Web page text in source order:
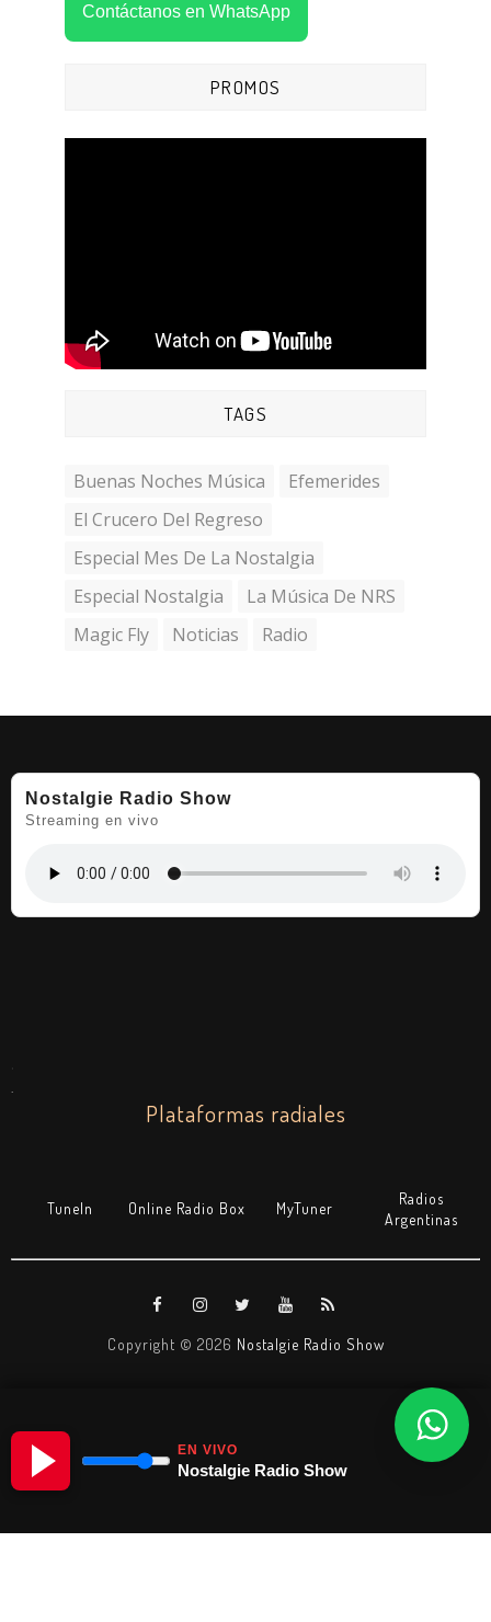
EN VIVO
Nostalgie Radio Show
Contáctanos en WhatsApp
PROMOS
TAGS
Buenas Noches Música
Efemerides
El Crucero Del Regreso
Especial Mes De La Nostalgia
Especial Nostalgia
La Música De NRS
Magic Fly
Noticias Radio
Nostalgie Radio Show
Streaming en vivo
.
Plataformas radiales
TuneIn Online Radio Box MyTuner
Radios
Argentinas
Copyright © 2026 Nostalgie Radio Show